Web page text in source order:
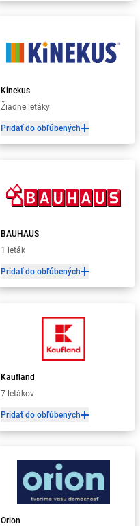
Kinekus
Žiadne letáky
Pridať do obľúbených
BAUHAUS
1 leták
Pridať do obľúbených
Kaufland
7 letákov
Pridať do obľúbených
Orion